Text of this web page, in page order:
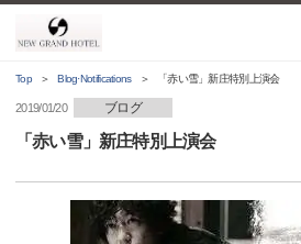
Top Blog·Notifications 「赤い雪」新庄特別上演会
2019/01/20 ブログ
「赤い雪」新庄特別上演会